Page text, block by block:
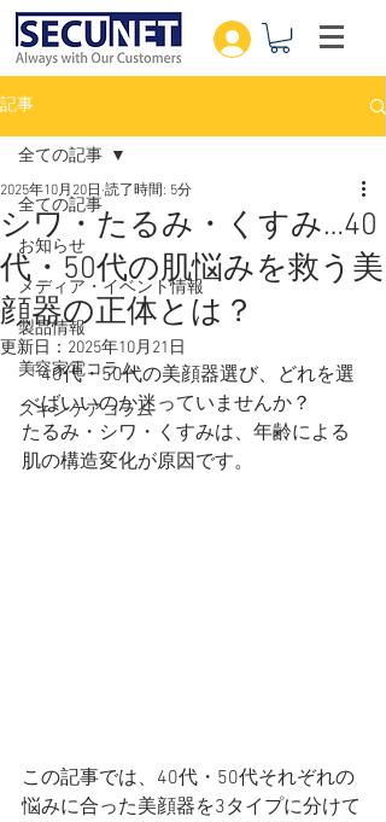
記事
全ての記事
お知らせ
メディア・イベント情報
製品情報
美容家電コラム
スキンケアコラム
全ての記事
シワ・たるみ・くすみ…40
代・50代の肌悩みを救う美
顔器の正体とは？
2025年10月20日 読了時間: 5分
更新日： 2025年10月21日
「40代・50代の美顔器選び、どれを選
べばいいのか迷っていませんか？
たるみ・シワ・くすみは、年齢による
肌の構造変化が原因です。
この記事では、40代・50代それぞれの
悩みに合った美顔器を3タイプに分けて